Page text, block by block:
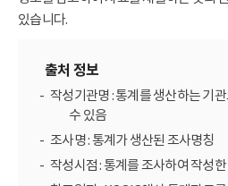
있습니다.
출처 정보
작성기관명 : 통계를 생산하는 기
수 있음
조사명 : 통계가 생산된 조사명칭
작성시점 : 통계를 조사하여 작성